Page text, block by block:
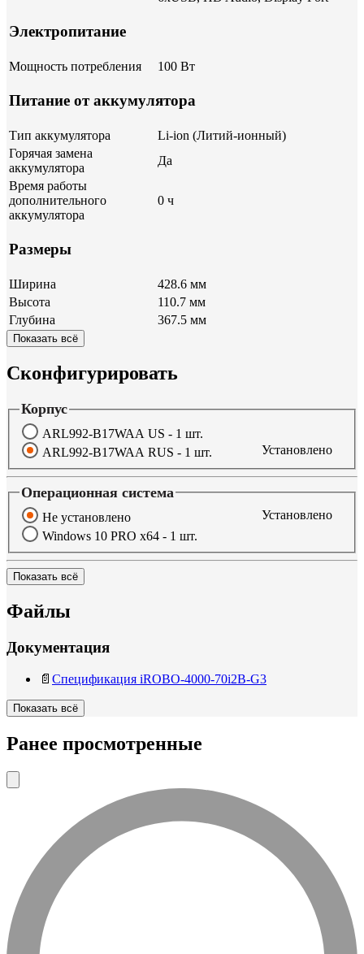
Электропитание
Мощность потребления 100 Вт
Питание от аккумулятора
Тип аккумулятора
Li-ion (Литий-ионный)
Горячая замена
аккумулятора
Да
Время работы
дополнительного
аккумулятора
0 ч
Размеры
Ширина
428.6 мм
Высота
110.7 мм
Глубина
367.5 мм
Показать всё
Сконфигурировать
Корпус
ARL992-B17WAA US - 1 шт.
ARL992-B17WAA RUS - 1 шт.
Установлено
Операционная система
Не установлено
Установлено
Windows 10 PRO x64 - 1 шт.
Показать всё
Файлы
Документация
📄 Спецификация iROBO-4000-70i2B-G3
Показать всё
Ранее просмотренные